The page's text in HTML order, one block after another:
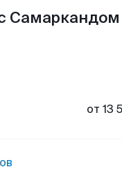
Самаркандом
от 13